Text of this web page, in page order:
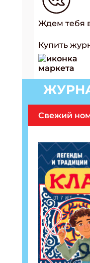
Ждем тебя
Купить
Свежий